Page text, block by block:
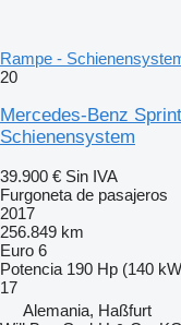
Rampe -
20
Mercedes-Benz
Schienensystem
39.900 € Sin IVA
Furgoneta de pasajeros
2017
256.849 km
Euro 6
Potencia 190 Hp (140
17
Alemania, Haßfurt